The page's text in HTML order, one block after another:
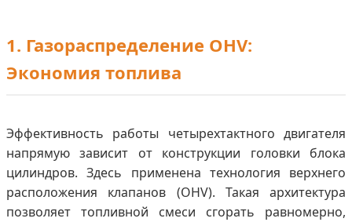
1. Газораспределение OHV:
Экономия топлива
Эффективность работы четырехтактного двигателя
напрямую зависит от конструкции головки блока
цилиндров. Здесь применена технология верхнего
расположения клапанов (OHV). Такая архитектура
позволяет топливной смеси сгорать равномерно,